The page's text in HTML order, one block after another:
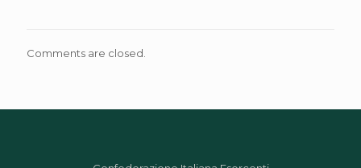
Comments are closed.